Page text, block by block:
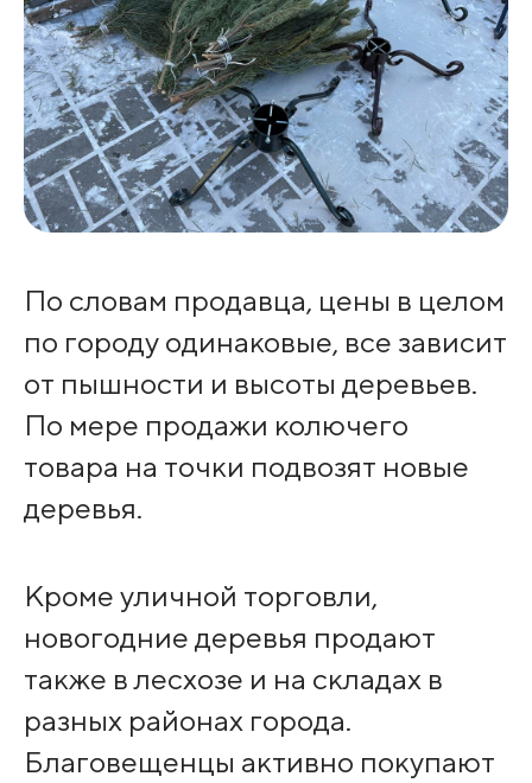
По словам продавца, цены в целом
по городу одинаковые, все зависит
от пышности и высоты деревьев.
По мере продажи колючего
товара на точки подвозят новые
деревья.
Кроме уличной торговли,
новогодние деревья продают
также в лесхозе и на складах в
разных районах города.
Благовещенцы активно покупают